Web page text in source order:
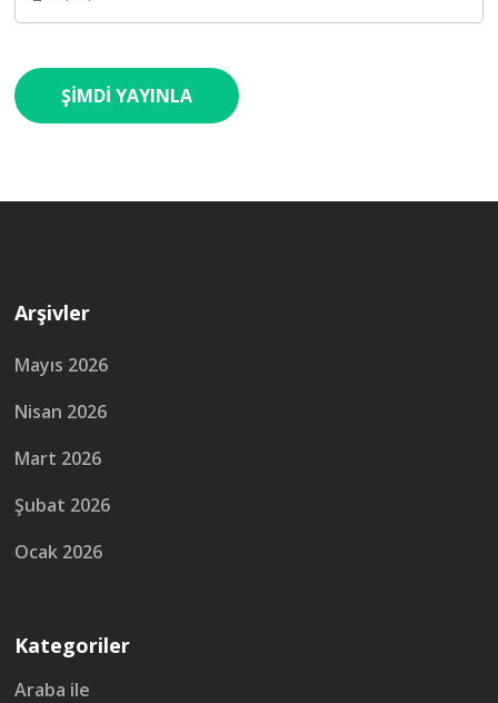
Arşivler
Mayıs 2026
Nisan 2026
Mart 2026
Şubat 2026
Ocak 2026
Kategoriler
Araba ile